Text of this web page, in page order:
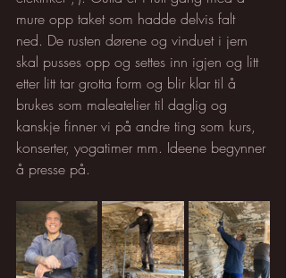
mure opp taket som hadde delvis falt
ned. De rusten dørene og vinduet i jern
skal pusses opp og settes inn igjen og litt
etter litt tar grotta form og blir klar til å
brukes som maleatelier til daglig og
kanskje finner vi på andre ting som kurs,
konserter, yogatimer mm. Ideene begynner
å presse på.